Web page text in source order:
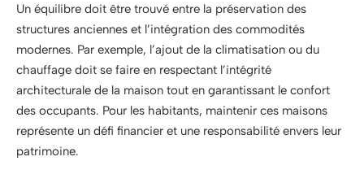
Un équilibre doit être trouvé entre la préservation des
structures anciennes et l’intégration des commodités
modernes. Par exemple, l’ajout de la climatisation ou du
chauffage doit se faire en respectant l’intégrité
architecturale de la maison tout en garantissant le confort
des occupants. Pour les habitants, maintenir ces maisons
représente un défi financier et une responsabilité envers leur
patrimoine.